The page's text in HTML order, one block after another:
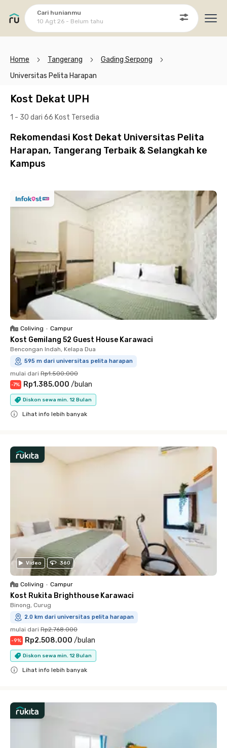
Cari hunianmu
10 Agt 26 - Belum tahu
Home Tangerang
Gading Serpong
Universitas Pelita Harapan
Kost Dekat UPH
1 - 30 dari 66 Kost Tersedia
Rekomendasi Kost Dekat Universitas Pelita
Harapan, Tangerang Terbaik & Selangkah ke
Kampus
Coliving • Campur
Kost Gemilang 52 Guest House Karawaci
Bencongan Indah, Kelapa Dua
595 m dari universitas pelita harapan
mulai dari Rp1.500.000
-7% Rp1.385.000 /bulan
Diskon sewa min. 12 Bulan
Lihat info lebih banyak
Video 360
Coliving • Campur
Kost Rukita Brighthouse Karawaci
Binong, Curug
2.0 km dari universitas pelita harapan
mulai dari Rp2.768.000
-9% Rp2.508.000 /bulan
Diskon sewa min. 12 Bulan
Lihat info lebih banyak